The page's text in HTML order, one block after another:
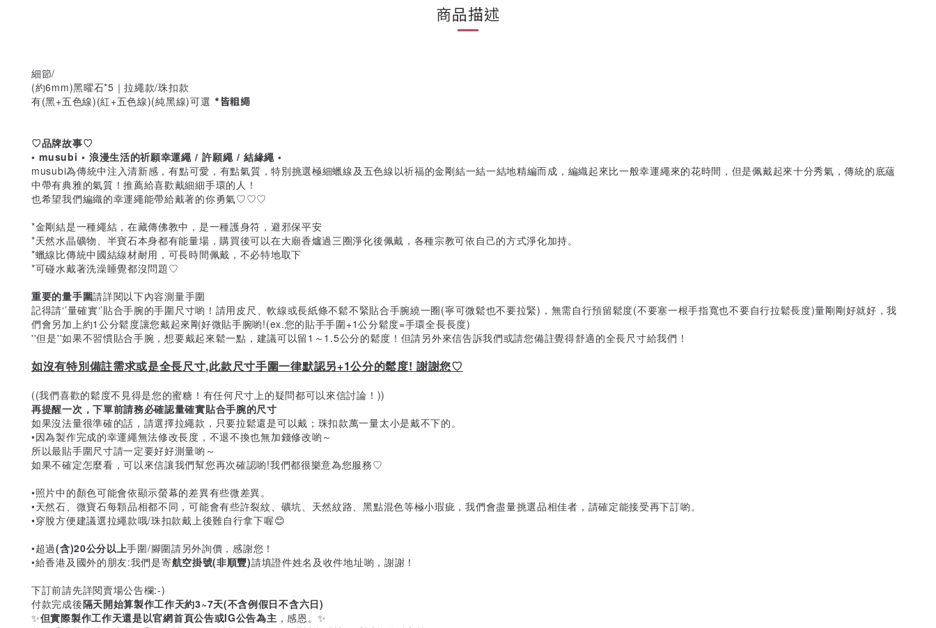
商品描述
細節/
(約6mm)黑曜石*5｜拉繩款/珠扣款
有(黑+五色線)(紅+五色線)(純黑線)可選 *皆粗繩
♡品牌故事♡
• musubi • 浪漫生活的祈願幸運繩 / 許願繩 / 結緣繩 •
musubi為傳統中注入清新感，有點可愛，有點氣質，特別挑選極細蠟線及五色線以祈福的金剛結一結一結地精編而成，編織起來比一般幸運繩來的花時間，但是佩戴起來十分秀氣，傳統的底蘊
中帶有典雅的氣質！推薦給喜歡戴細細手環的人！
也希望我們編織的幸運繩能帶給戴著的你勇氣♡♡♡
*金剛結是一種繩結，在藏傳佛教中，是一種護身符，避邪保平安
*天然水晶礦物、半寶石本身都有能量場，購買後可以在大廟香爐過三圈淨化後佩戴，各種宗教可依自己的方式淨化加持。
*蠟線比傳統中國結線材耐用，可長時間佩戴，不必特地取下
*可碰水戴著洗澡睡覺都沒問題♡
重要的量手圍請詳閱以下內容測量手圍
記得請‘’量確實‘’貼合手腕的手圍尺寸喲！請用皮尺、軟線或長紙條不鬆不緊貼合手腕繞一圈(寧可微鬆也不要拉緊)，無需自行預留鬆度(不要塞一根手指寬也不要自行拉鬆長度)量剛剛好就好，我
們會另加上約1公分鬆度讓您戴起來剛好微貼手腕喲!(ex.您的貼手手圍+1公分鬆度=手環全長長度)
''但是''如果不習慣貼合手腕，想要戴起來鬆一點，建議可以留1～1.5公分的鬆度！但請另外來信告訴我們或請您備註覺得舒適的全長尺寸給我們！
如沒有特別備註需求或是全長尺寸,此款尺寸手圍一律默認另+1公分的鬆度! 謝謝您♡
((我們喜歡的鬆度不見得是您的蜜糖！有任何尺寸上的疑問都可以來信討論！))
再提醒一次，下單前請務必確認量確實貼合手腕的尺寸
如果沒法量很準確的話，請選擇拉繩款，只要拉鬆還是可以戴；珠扣款萬一量太小是戴不下的。
•因為製作完成的幸運繩無法修改長度，不退不換也無加錢修改喲～
所以最貼手圍尺寸請一定要好好測量喲～
如果不確定怎麼看，可以來信讓我們幫您再次確認喲!我們都很樂意為您服務♡
•照片中的顏色可能會依顯示螢幕的差異有些微差異。
•天然石、微寶石每顆品相都不同，可能會有些許裂紋、礦坑、天然紋路、黑點混色等極小瑕疵，我們會盡量挑選品相佳者，請確定能接受再下訂喲。
•穿脫方便建議選拉繩款哦/珠扣款戴上後難自行拿下喔😊
•超過(含)20公分以上手圍/腳圍請另外詢價，感謝您！
•給香港及國外的朋友:我們是寄航空掛號(非順豐)請填證件姓名及收件地址喲，謝謝！
下訂前請先詳閱賣場公告欄:-)
付款完成後隔天開始算製作工作天約3~7天(不含例假日不含六日)
✨但實際製作工作天還是以官網首頁公告或IG公告為主 ，感恩。✨